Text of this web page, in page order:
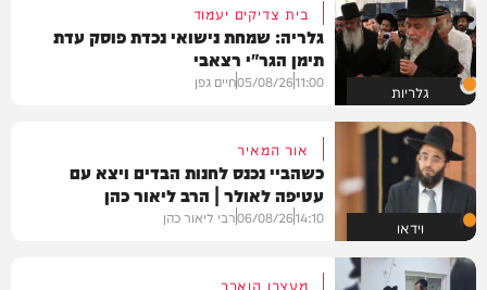
גלריות
בית צדיקים יעמוד
גלריה: שמחת נישואי נכדת פוסק עדת
תימן הגר"י רצאבי
11:00
05/08/26חיים גפן
וידאו
אור המאיר
כשהביי נכנס לחנות הבדים ויצא עם
עטיפה לאולר | הרב ליאור כהן
14:10
06/08/26רבי ליאור כהן
מעצרו הוארך